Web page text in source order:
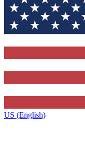
US (English)